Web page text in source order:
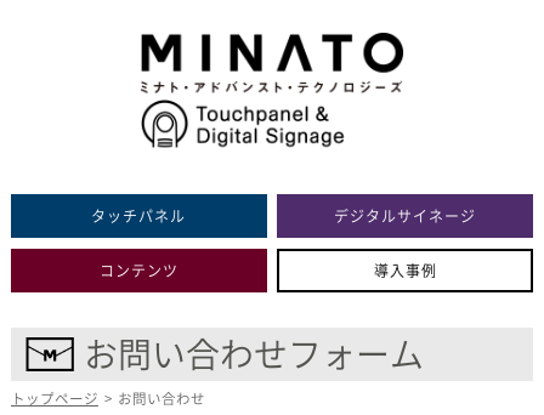
タッチパネル デジタルサイネージ
コンテンツ 導入事例
お問い合わせフォーム
トップページ > お問い合わせ